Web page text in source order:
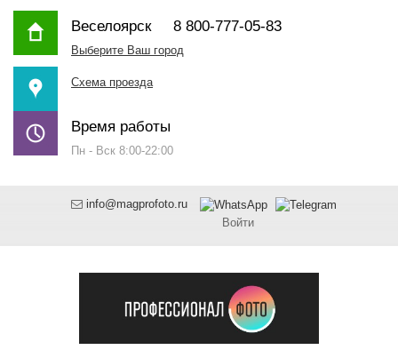
Веселоярск8 800-777-05-83
Выберите Ваш город
Схема проезда
Время работы
Пн - Вск 8:00-22:00
info@magprofoto.ru
Войти